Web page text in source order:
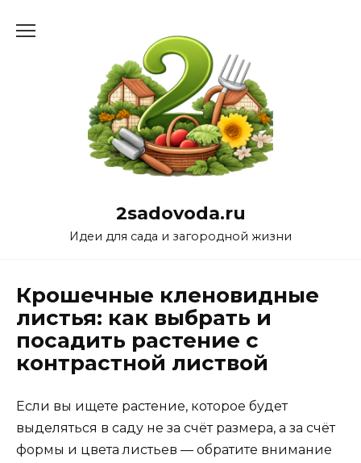
2sadovoda.ru
Идеи для сада и загородной жизни
Крошечные кленовидные
листья: как выбрать и
посадить растение с
контрастной листвой
Если вы ищете растение, которое будет
выделяться в саду не за счёт размера, а за счёт
формы и цвета листьев — обратите внимание